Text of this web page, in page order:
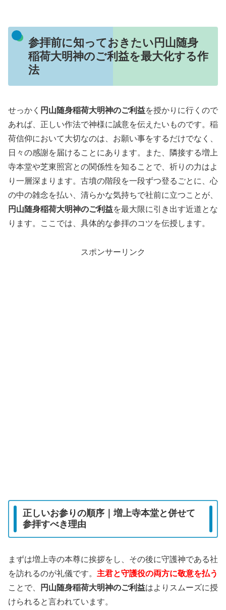
参拝前に知っておきたい円山随身
稲荷大明神のご利益を最大化する作
法
せっかく 円山随身稲荷大明神のご利益を授かりに行くので
あれば、正しい作法で神様に誠意を伝えたいものです。稲
荷信仰において大切なのは、お願い事をするだけでなく、
日々の感謝を届けることにあります。また、隣接する増上
寺本堂や芝東照宮との関係性を知ることで、祈りの力はよ
り一層深まります。古墳の階段を一段ずつ登るごとに、心
の中の雑念を払い、清らかな気持ちで社前に立つことが、
円山随身稲荷大明神のご利益を最大限に引き出す近道とな
ります。ここでは、具体的な参拝のコツを伝授します。
スポンサーリンク
正しいお参りの順序｜増上寺本堂と併せて
参拝すべき理由
まずは増上寺の本尊に挨拶をし、その後に守護神である社
を訪れるのが礼儀です。 主君と守護役の両方に敬意を払う
ことで、
円山随身稲荷大明神のご利益はよりスムーズに授
けられると言われています。